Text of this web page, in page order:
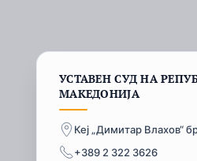
УСТАВЕН СУД НА
МАКЕДОНИЈА
Кеј „Димитар Влахов“
+389 2 322 3626